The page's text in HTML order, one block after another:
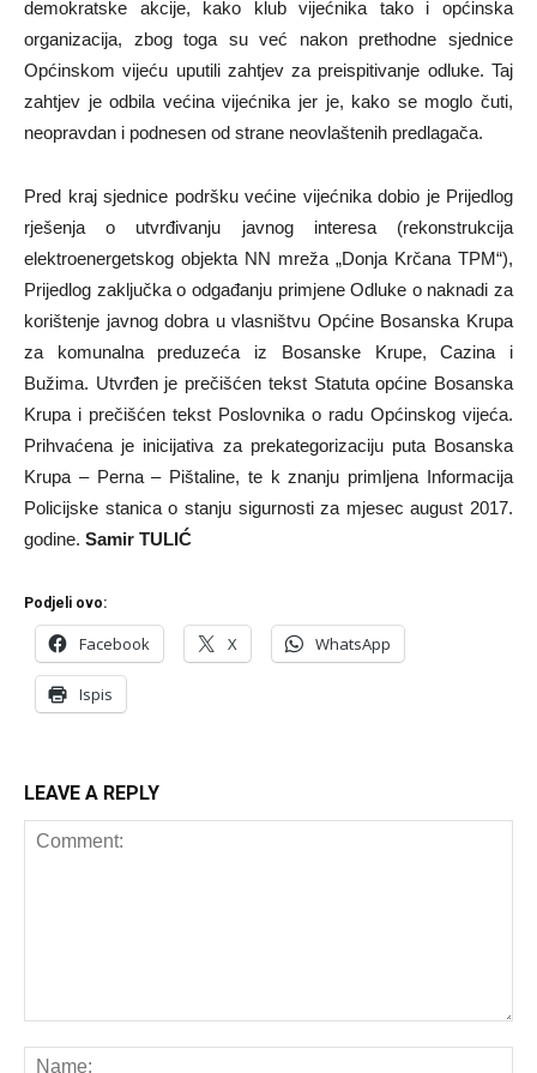
demokratske akcije, kako klub vijećnika tako i općinska
organizacija, zbog toga su već nakon prethodne sjednice
Općinskom vijeću uputili zahtjev za preispitivanje odluke. Taj
zahtjev je odbila većina vijećnika jer je, kako se moglo čuti,
neopravdan i podnesen od strane neovlaštenih predlagača.
Pred kraj sjednice podršku većine vijećnika dobio je Prijedlog
rješenja o utvrđivanju javnog interesa (rekonstrukcija
elektroenergetskog objekta NN mreža „Donja Krčana TPM“),
Prijedlog zaključka o odgađanju primjene Odluke o naknadi za
korištenje javnog dobra u vlasništvu Općine Bosanska Krupa
za komunalna preduzeća iz Bosanske Krupe, Cazina i
Bužima. Utvrđen je prečišćen tekst Statuta općine Bosanska
Krupa i prečišćen tekst Poslovnika o radu Općinskog vijeća.
Prihvaćena je inicijativa za prekategorizaciju puta Bosanska
Krupa – Perna – Pištaline, te k znanju primljena Informacija
Policijske stanica o stanju sigurnosti za mjesec august 2017.
godine. Samir TULIĆ
Podjeli ovo:
Facebook X WhatsApp
Ispis
LEAVE A REPLY